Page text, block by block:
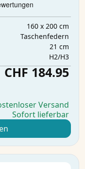
160 x 200 cm
Taschenfedern
21 cm
H2/H3
CHF 184.95
Versand
Sofort lieferbar